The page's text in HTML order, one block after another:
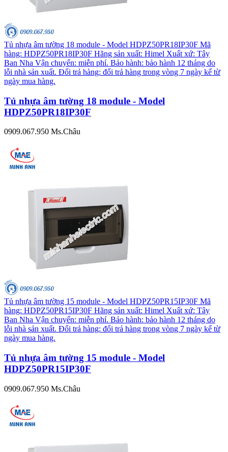
Tủ nhựa âm tường 18 module - Model HDPZ50PR18IP30F Mã
hàng: HDPZ50PR18IP30F Hãng sản xuất: Himel Xuất xứ: Tây
Ban Nha Vận chuyển: miễn phí. Bảo hành: bảo hành 12 tháng do
lỗi nhà sản xuất. Đổi trả hàng: đổi trả hàng trong vòng 7 ngày kể từ
ngày mua hàng.
Tủ nhựa âm tường 18 module - Model
HDPZ50PR18IP30F
0909.067.950 Ms.Châu
Tủ nhựa âm tường 15 module - Model HDPZ50PR15IP30F Mã
hàng: HDPZ50PR15IP30F Hãng sản xuất: Himel Xuất xứ: Tây
Ban Nha Vận chuyển: miễn phí. Bảo hành: bảo hành 12 tháng do
lỗi nhà sản xuất. Đổi trả hàng: đổi trả hàng trong vòng 7 ngày kể từ
ngày mua hàng.
Tủ nhựa âm tường 15 module - Model
HDPZ50PR15IP30F
0909.067.950 Ms.Châu